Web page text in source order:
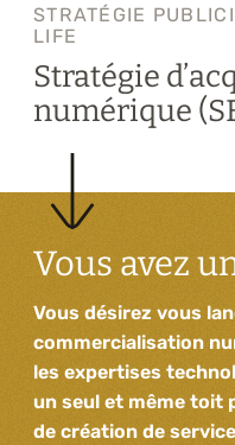
STRATÉGIE
LIFE
Stratégie
numérique
Vous avez
Vous désirez vous
commercialisation
les expertises
un seul et même toit
de création de